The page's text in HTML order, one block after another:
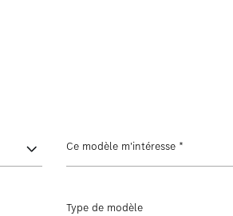
Ce modèle m'intéresse *
Type de modèle